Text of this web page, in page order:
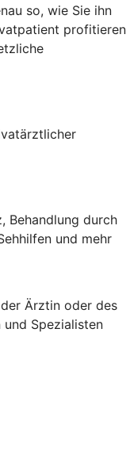
so, wie Sie ihn
profitieren
Behandlung durch
und mehr
Ärztin oder des
Spezialisten